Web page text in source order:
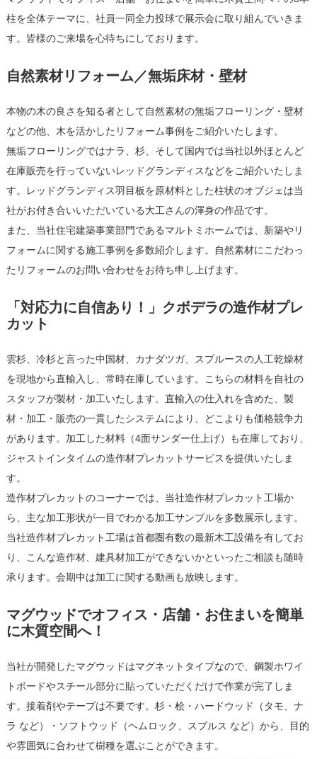
柱を全体テーマに、社員一同全力投球で展示会に取り組んでいきま
す。皆様のご来場を心待ちにしております。
自然素材リフォーム／無垢床材・壁材
本物の木の良さを知る者として自然素材の無垢フローリング・壁材
などの他、木を活かしたリフォーム事例をご紹介いたします。
無垢フローリングではナラ、杉、そして国内では当社以外ほとんど
在庫販売を行っていないレッドグランディスなどをご紹介いたしま
す。レッドグランディス羽目板を原材料とした柱状のオブジェは当
社がお付き合いいただいている大工さんの渾身の作品です。
また、当社住宅建築事業部門であるマルトミホームでは、新築やリ
フォームに関する施工事例を多数紹介します。自然素材にこだわっ
たリフォームのお問い合わせをお待ち申し上げます。
「対応力に自信あり！」クボデラの造作材プレ
カット
雲杉、冷杉と言った中国材、カナダツガ、スプルースの人工乾燥材
を現地から直輸入し、常時在庫しています。こちらの材料を自社の
スタッフが製材・加工いたします。直輸入の仕入れを含めた、製
材・加工・販売の一貫したシステムにより、どこよりも価格競争力
があります。加工した材料（4面サンダー仕上げ）も在庫しており、
ジャストインタイムの造作材プレカットサービスを提供いたしま
す。
造作材プレカットのコーナーでは、当社造作材プレカット工場か
ら、主な加工形状が一目でわかる加工サンプルを多数展示します。
当社造作材プレカット工場は首都圏有数の最新木工設備を有してお
り、こんな造作材、建具材加工ができないかといったご相談も随時
承ります。会期中は加工に関する動画も放映します。
マグウッドでオフィス・店舗・お住まいを簡単
に木質空間へ！
当社が開発したマグウッドはマグネットタイプなので、鋼製ホワイ
トボードやスチール部分に貼っていただくだけで作業が完了しま
す。接着剤やテープは不要です。杉・桧・ハードウッド（タモ、ナ
ラ など）・ソフトウッド（ヘムロック、スプルス など）から、目的
や雰囲気に合わせて樹種を選ぶことができます。